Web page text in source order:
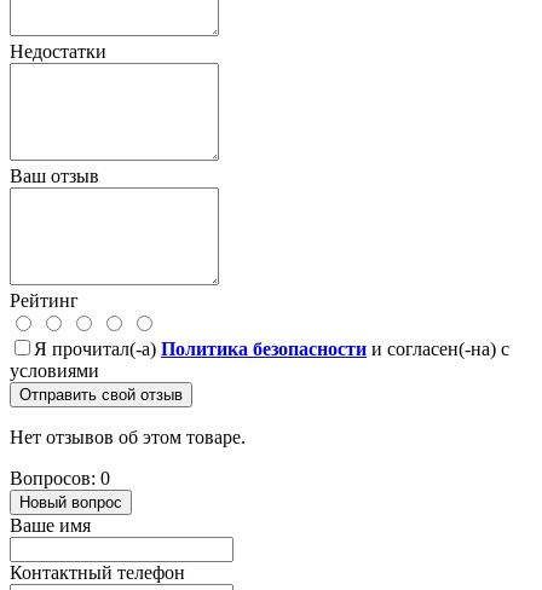
Недостатки
Ваш отзыв
Рейтинг
Я прочитал(-а) Политика безопасности и согласен(-на) с
условиями
Отправить свой отзыв
Нет отзывов об этом товаре.
Вопросов: 0
Новый вопрос
Ваше имя
Контактный телефон